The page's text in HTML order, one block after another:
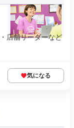
店舗リーダーなど
気になる